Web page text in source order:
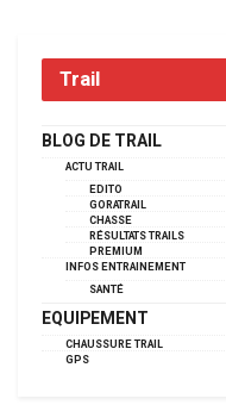
Trail
BLOG DE TRAIL
ACTU TRAIL
EDITO
GORATRAIL
CHASSE
RÉSULTATS TRAILS
PREMIUM
INFOS ENTRAINEMENT
SANTÉ
EQUIPEMENT
CHAUSSURE TRAIL
GPS